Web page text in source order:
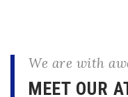
We are with
MEET OUR